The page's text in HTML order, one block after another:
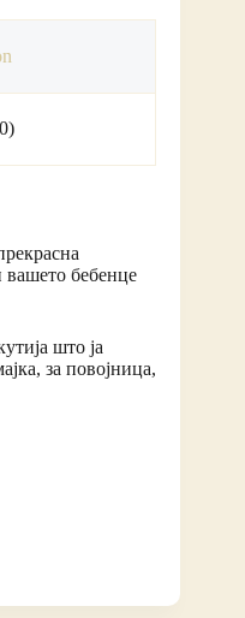
вашето бебенце
што ја
за повојница,